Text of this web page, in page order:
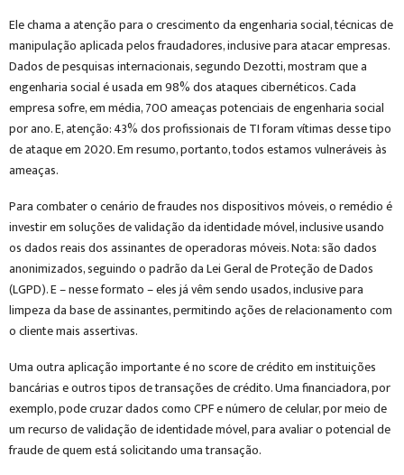
Ele chama a atenção para o crescimento da engenharia social, técnicas de
manipulação aplicada pelos fraudadores, inclusive para atacar empresas.
Dados de pesquisas internacionais, segundo Dezotti, mostram que a
engenharia social é usada em 98% dos ataques cibernéticos. Cada
empresa sofre, em média, 700 ameaças potenciais de engenharia social
por ano. E, atenção: 43% dos profissionais de TI foram vítimas desse tipo
de ataque em 2020. Em resumo, portanto, todos estamos vulneráveis às
ameaças.
Para combater o cenário de fraudes nos dispositivos móveis, o remédio é
investir em soluções de validação da identidade móvel, inclusive usando
os dados reais dos assinantes de operadoras móveis. Nota: são dados
anonimizados, seguindo o padrão da Lei Geral de Proteção de Dados
(LGPD). E – nesse formato – eles já vêm sendo usados, inclusive para
limpeza da base de assinantes, permitindo ações de relacionamento com
o cliente mais assertivas.
Uma outra aplicação importante é no score de crédito em instituições
bancárias e outros tipos de transações de crédito. Uma financiadora, por
exemplo, pode cruzar dados como CPF e número de celular, por meio de
um recurso de validação de identidade móvel, para avaliar o potencial de
fraude de quem está solicitando uma transação.